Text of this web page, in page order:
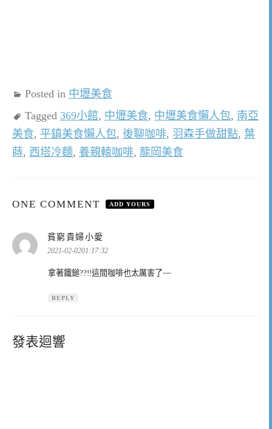
Posted in 中壢美食
Tagged 369小館, 中壢美食, 中壢美食懶人包, 南亞
美食, 平鎮美食懶人包, 後聊咖啡, 羽森手做甜點, 葉
蒔, 西塔冷麵, 養親轅咖啡, 龍岡美食
ONE COMMENT ADD YOURS
貧窮貴婦小愛
示:
2021-02-0201:17:32
拿著鐵鎚??!!這間咖啡也太厲害了~~
REPLY
發表迴響